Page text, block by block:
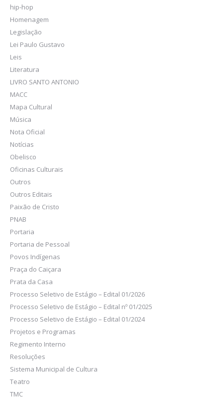
hip-hop
Homenagem
Legislação
Lei Paulo Gustavo
Leis
Literatura
LIVRO SANTO ANTONIO
MACC
Mapa Cultural
Música
Nota Oficial
Notícias
Obelisco
Oficinas Culturais
Outros
Outros Editais
Paixão de Cristo
PNAB
Portaria
Portaria de Pessoal
Povos Indígenas
Praça do Caiçara
Prata da Casa
Processo Seletivo de Estágio – Edital 01/2026
Processo Seletivo de Estágio – Edital nº 01/2025
Processo Seletivo de Estágio – Edital 01/2024
Projetos e Programas
Regimento Interno
Resoluções
Sistema Municipal de Cultura
Teatro
TMC